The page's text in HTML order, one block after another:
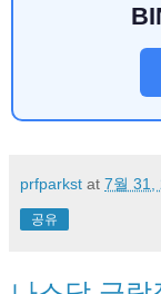
prfparkst at 7월 31,
공유